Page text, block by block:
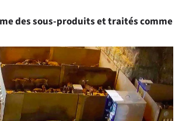
des sous-produits et traités comme